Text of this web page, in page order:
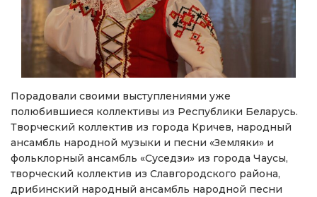
Порадовали своими выступлениями уже
полюбившиеся коллективы из Республики Беларусь.
Творческий коллектив из города Кричев, народный
ансамбль народной музыки и песни «Земляки» и
фольклорный ансамбль «Суседзи» из города Чаусы,
творческий коллектив из Славгородского района,
дрибинский народный ансамбль народной песни